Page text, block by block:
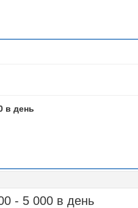
в день
- 5 000 в день